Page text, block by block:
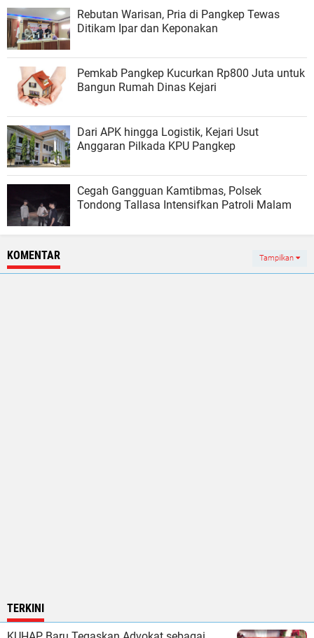
Rebutan Warisan, Pria di Pangkep Tewas
Ditikam Ipar dan Keponakan
Pemkab Pangkep Kucurkan Rp800 Juta untuk
Bangun Rumah Dinas Kejari
Dari APK hingga Logistik, Kejari Usut
Anggaran Pilkada KPU Pangkep
Cegah Gangguan Kamtibmas, Polsek
Tondong Tallasa Intensifkan Patroli Malam
KOMENTAR Tampilkan
TERKINI